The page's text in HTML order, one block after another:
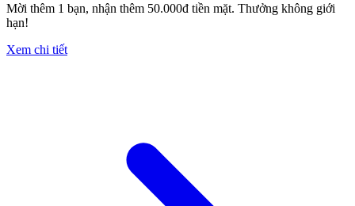
Mời thêm 1 bạn, nhận thêm 50.000đ tiền mặt. Thưởng không giới
hạn!
Xem chi tiết